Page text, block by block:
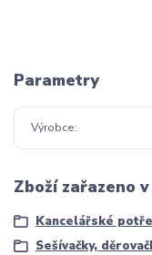
Parametry
Výrobce
Zboží zařazeno
Kancelářské
Sešívačky,